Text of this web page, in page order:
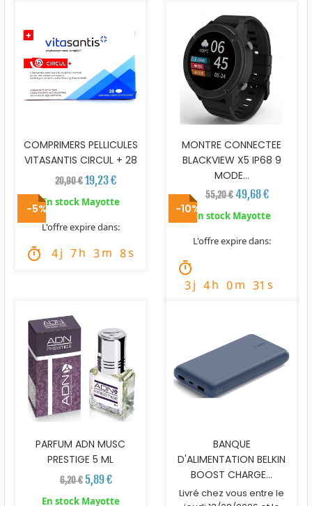
COMPRIMERS PELLICULES
VITASANTIS CIRCUL + 28
20,90 €19,23 €
En stock Mayotte
L'offre expire dans:
timer 4j 7h 3m 7s
MONTRE CONNECTEE
BLACKVIEW X5 IP68 9
MODE...
55,20 € 49,68 €
En stock Mayotte
L'offre expire dans:
timer
3j 4h 0m 30 s
-5%
PARFUM ADN MUSC
PRESTIGE 5 ML
6,20 € 5,89 €
En stock Mayotte
-10%
BANQUE
D'ALIMENTATION BELKIN
BOOST CHARGE...
Livré chez vous entre le